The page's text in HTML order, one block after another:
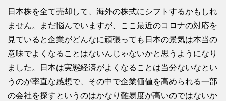
日本株を全て売却して、海外の株式にシフトするかもしれ
ません。まだ悩んでいますが、ここ最近のコロナの対応を
見ていると企業がどんなに頑張っても日本の景気は本当の
意味でよくなることはないんじゃないかと思うようになり
ました。日本は実態経済がよくなることは当分ないなとい
うのが率直な感想で、その中で企業価値を高められる一部
の会社を探すというのはかなり難易度が高いのではないか